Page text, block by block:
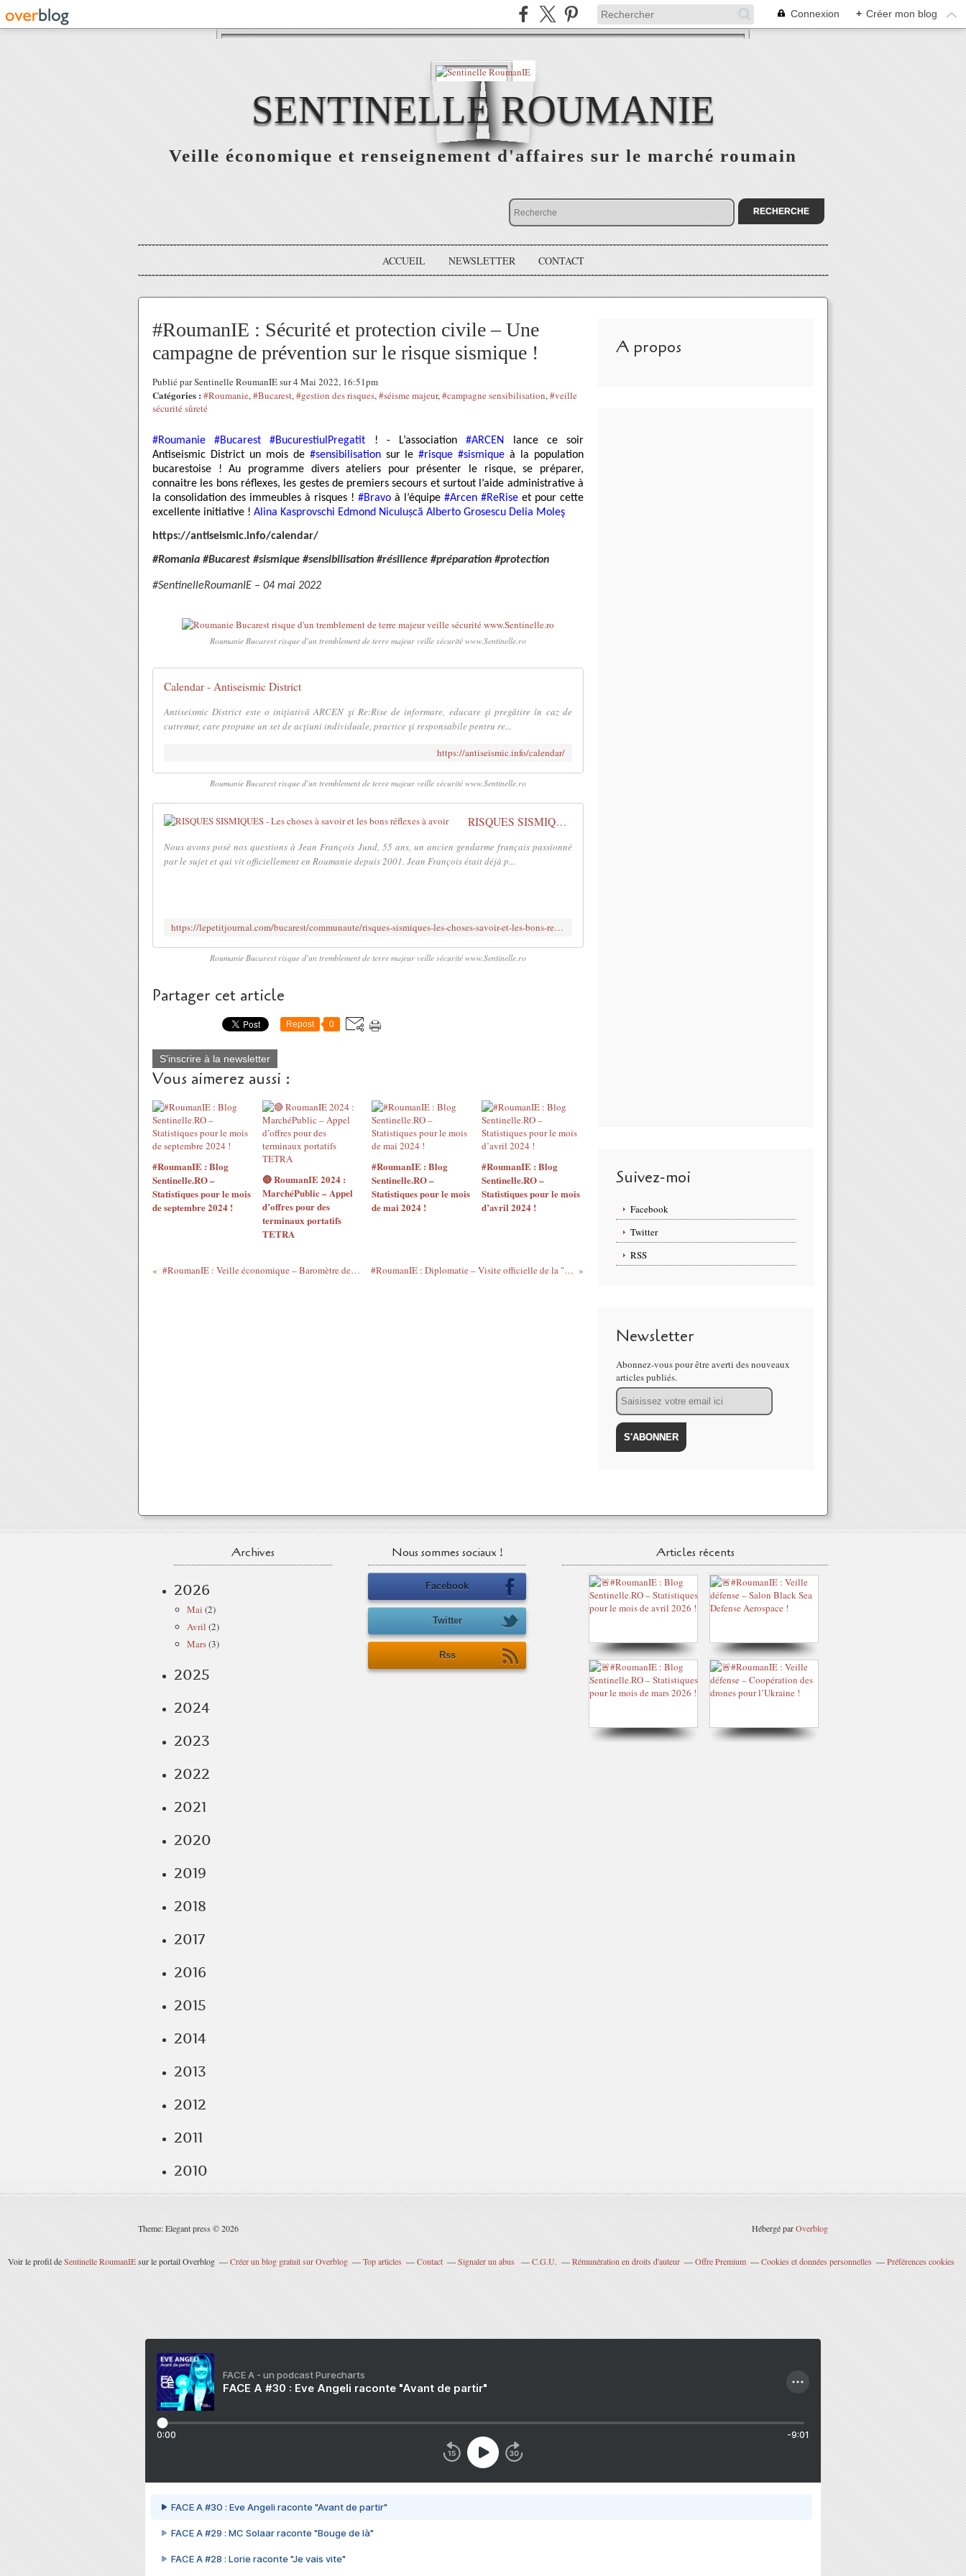
Connexion + Créer mon blog
SENTINELLE ROUMANIE
Veille économique et renseignement d'affaires sur le marché roumain
ACCUEIL NEWSLETTER CONTACT
#RoumanIE : Sécurité et protection civile – Une
campagne de prévention sur le risque sismique !
Publié par Sentinelle RoumanIE sur 4 Mai 2022, 16:51pm
Catégories : #Roumanie,#Bucarest,#gestion des risques,#séisme majeur,#campagne sensibilisation,#veille
sécurité sûreté
#Roumanie #Bucarest #BucurestiulPregatit ! - L’association#ARCEN
lance ce soir
Antiseismic District un mois de #sensibilisationsur le#risque #sismique à la population
bucarestoise ! Au programme divers ateliers pour présenter le risque, se préparer,
connaitre les bons réflexes, les gestes de premiers secours et surtout l’aide administrative à
la consolidation des immeubles à risques ! #Bravo à l’équipe #Arcen #ReRise et pour cette
excellente initiative ! Alina Kasprovschi Edmond Niculușcă Alberto Grosescu Delia Moleş
https://antiseismic.info/calendar/
#Romania #Bucarest #sismique #sensibilisation #résilience #préparation #protection
#SentinelleRoumanIE – 04 mai 2022
Roumanie Bucarest risque d'un tremblement de terre majeur veille sécurité www.Sentinelle.ro
Calendar - Antiseismic District
Antiseismic District este o iniţiativă ARCEN şi Re:Rise de informare, educare şi pregătire în caz de
cutremur, care propune un set de acţiuni individuale, practice şi responsabile pentru re...
https://antiseismic.info/calendar/
Roumanie Bucarest risque d'un tremblement de terre majeur veille sécurité www.Sentinelle.ro
RISQUES SISMIQUES - Les choses à savoir et les bons réflexes à avoir
Nous avons posé nos questions à Jean François Jund, 55 ans, un ancien gendarme français passionné
par le sujet et qui vit officiellement en Roumanie depuis 2001. Jean François était déjà p...
https://lepetitjournal.com/bucarest/communaute/risques-sismiques-les-choses-savoir-et-les-bons-reflexes-avoir-236289
Roumanie Bucarest risque d'un tremblement de terre majeur veille sécurité www.Sentinelle.ro
Partager cet article
Repost 0
S'inscrire à la newsletter
Vous aimerez aussi :
#RoumanIE : Blog
Sentinelle.RO –
Statistiques pour le mois
de septembre 2024 !
🔴 RoumanIE 2024 :
MarchéPublic – Appel
d’offres pour des
terminaux portatifs
TETRA
#RoumanIE : Blog
Sentinelle.RO –
Statistiques pour le mois
de mai 2024 !
#RoumanIE : Blog
Sentinelle.RO –
Statistiques pour le mois
d’avril 2024 !
#RoumanIE : Veille économique – Baromètre des lectures semaine 18 ! #RoumanIE : Diplomatie – Visite officielle de la "First Lady" Jill Biden!
A propos
Suivez-moi
Facebook
Twitter
RSS
Newsletter
Abonnez-vous pour être averti des nouveaux
articles publiés.
Email
Archives
2026
Mai (2)
Avril (2)
Mars(3)
2025
2024
2023
2022
2021
2020
2019
2018
2017
2016
2015
2014
2013
2012
2011
2010
Nous sommes sociaux !
Facebook
Twitter
Rss
Articles récents
Theme: Elegant press © 2026 Hébergé parOverblog
Voir le profil deSentinelle RoumanIEsur le portail Overblog Créer un blog gratuit sur Overblog Top articles Contact Signaler un abus C.G.U. Rémunération en droits d'auteur Offre Premium Cookies et données personnelles Préférences cookies
FACE A - un podcast Purecharts
FACE A #30 : Eve Angeli raconte "Avant de partir"
0:00 -9:01
FACE A #30 : Eve Angeli raconte "Avant de partir"
FACE A #29 : MC Solaar raconte "Bouge de là"
FACE A #28 : Lorie raconte "Je vais vite"